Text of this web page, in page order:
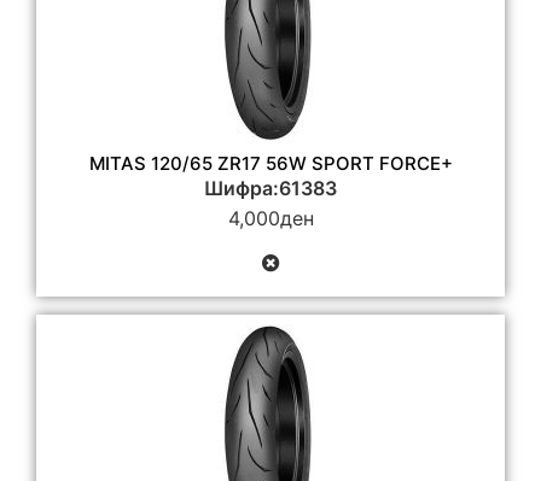
MITAS 120/65 ZR17 56W SPORT FORCE+
Шифра:61383
4,000ден